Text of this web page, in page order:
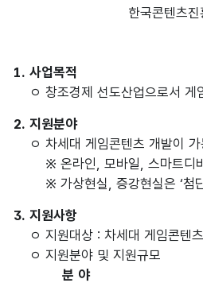
한국콘텐츠
1. 사업목적
ㅇ 창조경제 선도산업으로서
2. 지원분야
ㅇ 차세대 게임콘텐츠 개발이
※ 온라인, 모바일, 스마트디
※ 가상현실, 증강현실은 ‘첨
3. 지원사항
ㅇ 지원대상 : 차세대 게임콘텐
ㅇ 지원분야 및 지원규모
분 야